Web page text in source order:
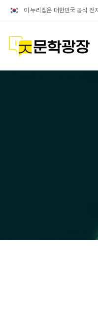
이 누리집은 대한민국 공식 전
문학광장